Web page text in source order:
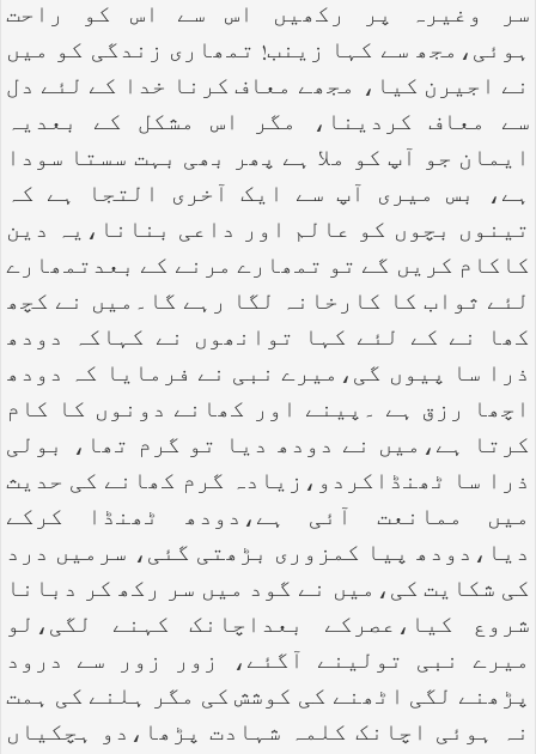
سر وغیرہ پر رکھیں اس سے اس کو راحت
ہوئی،مجھ سے کہا زینب! تمھاری زندگی کو میں
نے اجیرن کیا، مجھے معاف کرنا خدا کے لئے دل
سے معاف کردینا، مگر اس مشکل کے بعدیہ
ایمان جو آپ کو ملا ہے پھر بھی بہت سستا سودا
ہے، بس میری آپ سے ایک آخری التجا ہے کہ
تینوں بچوں کو عالم اور داعی بنانا،یہ دین
کاکام کریں گے تو تمھارے مرنے کے بعدتمھارے
لئے ثواب کا کارخانہ لگا رہے گا۔میں نے کچھ
کھا نے کے لئے کہا توانھوں نے کہاکہ دودھ
ذرا سا پیوں گی،میرے نبی نے فرمایا کہ دودھ
اچھا رزق ہے ۔پینے اور کھانے دونوں کا کام
کرتا ہے،میں نے دودھ دیا تو گرم تھا، بولی
ذرا سا ٹھنڈاکردو،زیادہ گرم کھانے کی حدیث
میں ممانعت آئی ہے،دودھ ٹھنڈا کرکے
دیا،دودھ پیا کمزوری بڑھتی گئی، سرمیں درد
کی شکایت کی،میں نے گود میں سر رکھ کر دبانا
شروع کیا،عصرکے بعداچانک کہنے لگی،لو
میرے نبی تولینے آگئے، زور زور سے درود
پڑھنے لگی اٹھنے کی کوشش کی مگر ہلنے کی ہمت
نہ ہوئی اچانک کلمہ شہادت پڑھا،دو ہچکیاں